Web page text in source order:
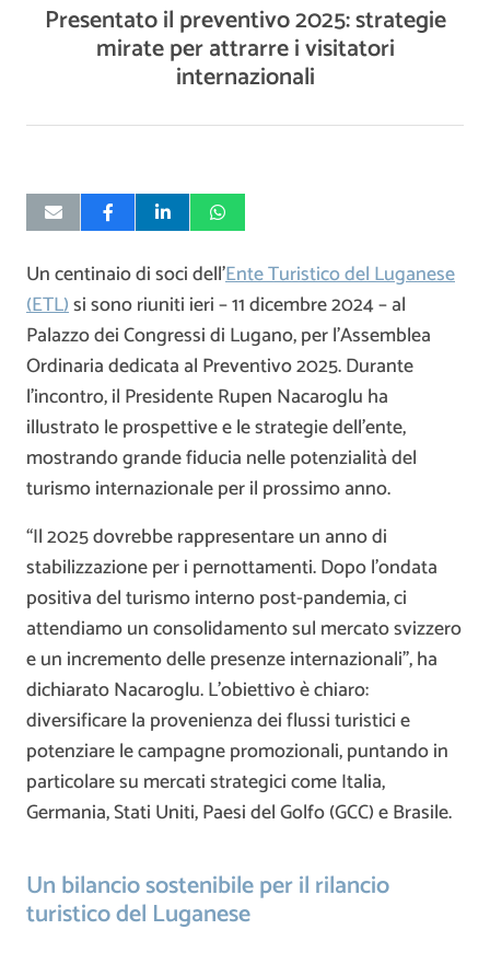
Presentato il preventivo 2025: strategie
mirate per attrarre i visitatori
internazionali
Un centinaio di soci dell’Ente Turistico del Luganese
(ETL)si sono riuniti ieri – 11 dicembre 2024 – al
Palazzo dei Congressi di Lugano, per l’Assemblea
Ordinaria dedicata al Preventivo 2025. Durante
l’incontro, il Presidente Rupen Nacaroglu ha
illustrato le prospettive e le strategie dell’ente,
mostrando grande fiducia nelle potenzialità del
turismo internazionale per il prossimo anno.
“Il 2025 dovrebbe rappresentare un anno di
stabilizzazione per i pernottamenti. Dopo l’ondata
positiva del turismo interno post-pandemia, ci
attendiamo un consolidamento sul mercato svizzero
e un incremento delle presenze internazionali”, ha
dichiarato Nacaroglu. L’obiettivo è chiaro:
diversificare la provenienza dei flussi turistici e
potenziare le campagne promozionali, puntando in
particolare su mercati strategici come Italia,
Germania, Stati Uniti, Paesi del Golfo (GCC) e Brasile.
Un bilancio sostenibile per il rilancio
turistico del Luganese